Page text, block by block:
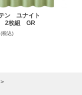
ン ユナイト
2枚組 GR
(税込)